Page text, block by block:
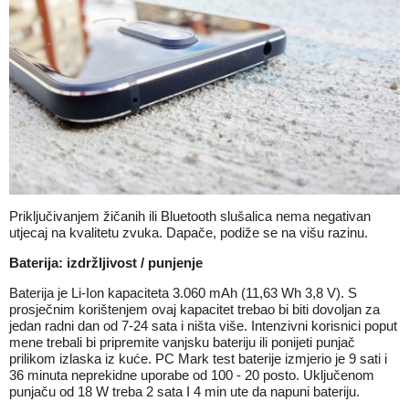
Priključivanjem žičanih ili Bluetooth slušalica nema negativan
utjecaj na kvalitetu zvuka. Dapače, podiže se na višu razinu.
Baterija: izdržljivost / punjenje
Baterija je Li-Ion kapaciteta 3.060 mAh (11,63 Wh 3,8 V). S
prosječnim korištenjem ovaj kapacitet trebao bi biti dovoljan za
jedan radni dan od 7-24 sata i ništa više. Intenzivni korisnici poput
mene trebali bi pripremite vanjsku bateriju ili ponijeti punjač
prilikom izlaska iz kuće. PC Mark test baterije izmjerio je 9 sati i
36 minuta neprekidne uporabe od 100 - 20 posto. Uključenom
punjaču od 18 W treba 2 sata I 4 min ute da napuni bateriju.